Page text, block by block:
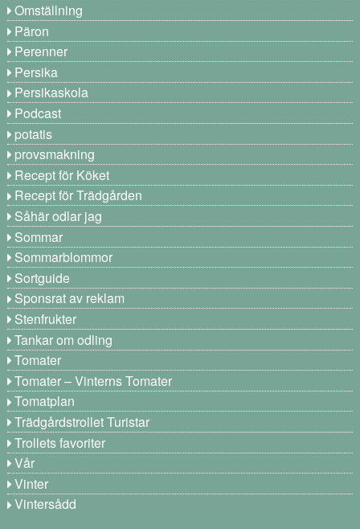
Omställning
Päron
Perenner
Persika
Persikaskola
Podcast
potatis
provsmakning
Recept för Köket
Recept för Trädgården
Såhär odlar jag
Sommar
Sommarblommor
Sortguide
Sponsrat av reklam
Stenfrukter
Tankar om odling
Tomater
Tomater – Vinterns Tomater
Tomatplan
Trädgårdstrollet Turistar
Trollets favoriter
Vår
Vinter
Vintersådd